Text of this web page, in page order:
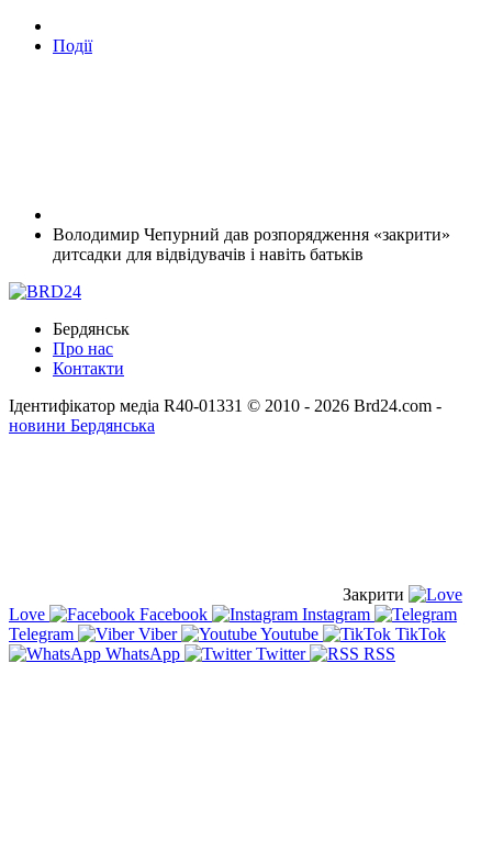
Події
Володимир Чепурний дав розпорядження «закрити»
дитсадки для відвідувачів і навіть батьків
Бердянськ
Про нас
Контакти
Ідентифікатор медіа R40-01331 © 2010 - 2026 Brd24.com -
новини Бердянська
Закрити
Love
Facebook
Instagram
Telegram
Viber Youtube
TikTok
WhatsApp
Twitter RSS